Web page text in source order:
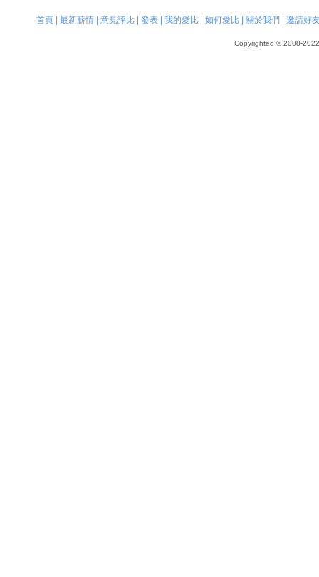
首頁| 最新薪情| 意見評比| 發表| 我的愛比| 如何愛比| 關於我們 邀請好
Copyrighted © 2008-